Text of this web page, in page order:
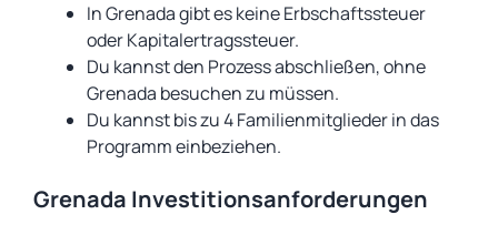
In Grenada gibt es keine Erbschaftssteuer
oder Kapitalertragssteuer.
Du kannst den Prozess abschließen, ohne
Grenada besuchen zu müssen.
Du kannst bis zu 4 Familienmitglieder in das
Programm einbeziehen.
Grenada Investitionsanforderungen